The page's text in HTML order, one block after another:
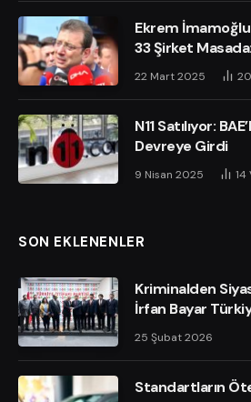
Ekrem
33 Şirket
22 Mart 2025 20
N11 Satılıyor:
Devreye Girdi
9 Nisan 2025 14
SON EKLENENLER
Kriminalden
İrfan Bayar
25 Şubat 2026
Standartların